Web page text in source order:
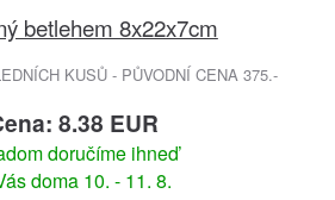
betlehem 8x22x7cm
KUSŮ - PŮVODNÍ CENA 375.-
8.38 EUR
doručíme ihneď
doma 10. - 11. 8.